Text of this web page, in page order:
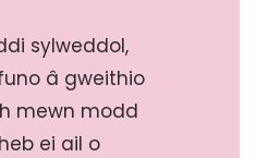
sylweddol,
â gweithio
mewn modd
ei ail o